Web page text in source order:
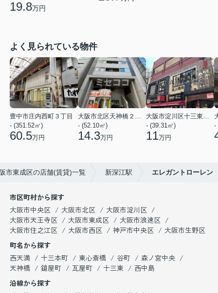
19.8万円
よく見られている物件
豊中市庄内西町３丁目
- (351.52㎡)
60.5万円
- (52.10㎡)
14.3万円
- (39.31㎡)
11万円
-
市東成区の店舗(賃貸)一覧 新深江駅 エレガントローレン
市区町村から探す
大阪市中央区
大阪市北区
大阪市淀川区
大阪市天王寺区
大阪市東成区
大阪市浪速区
大阪市住之江区
大阪市西区 神戸市中央区
大阪市生野区
町名から探す
西天満
十三本町 東心斎橋 谷町
森ノ宮中央
天神橋
鎗屋町 瓦屋町 十三東
西中島
沿線から探す